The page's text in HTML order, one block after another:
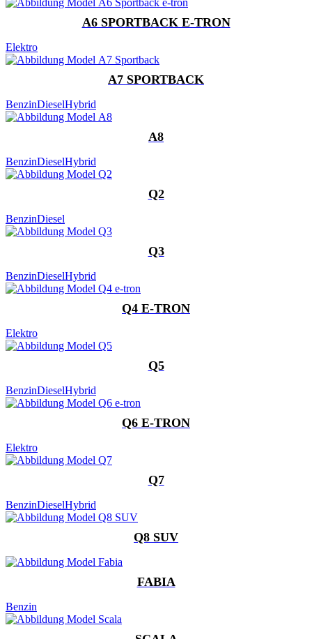
A6 SPORTBACK E-TRON
Elektro
A7 SPORTBACK
BenzinDieselHybrid
A8
BenzinDieselHybrid
Q2
BenzinDiesel
Q3
BenzinDieselHybrid
Q4 E-TRON
Elektro
Q5
BenzinDieselHybrid
Q6 E-TRON
Elektro
Q7
BenzinDieselHybrid
Q8 SUV
FABIA
Benzin